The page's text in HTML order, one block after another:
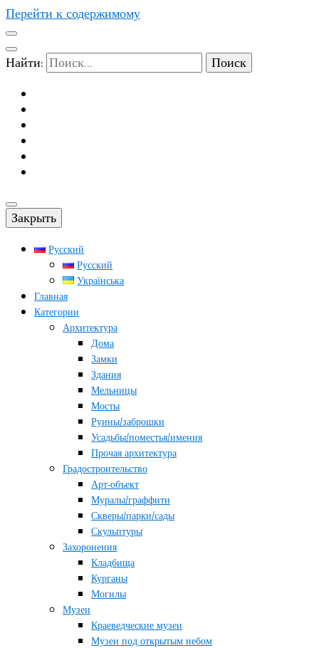
Перейти к содержимому
Найти:
Закрыть
Русский
Русский
Українська
Главная
Категории
Архитектура
Дома
Замки
Здания
Мельницы
Мосты
Руины/заброшки
Усадьбы/поместья/имения
Прочая архитектура
Градостроительство
Арт-объект
Муралы/граффити
Скверы/парки/сады
Скульптуры
Захоронения
Кладбища
Курганы
Могилы
Музеи
Краеведческие музеи
Музеи под открытым небом